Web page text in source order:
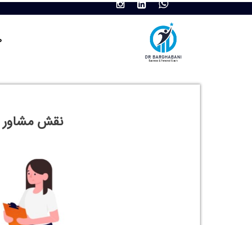
این مسیر،نقش مشاور برندینگبه عنوان راهنمایی حرفه‌ای
، متخصص برندینگ
چطور مشاور کسب‌وکار می‌تواند به بهبود بهره‌وری سازمانی